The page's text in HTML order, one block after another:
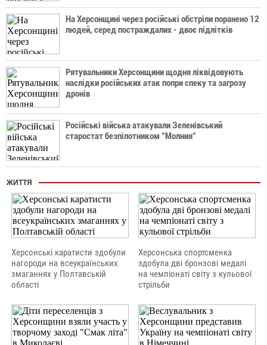
На Херсонщині через російські обстріли поранено 12
людей, серед постраждалих - двоє підлітків
Рятувальники Херсонщини щодня ліквідовують
наслідки російських атак попри спеку та загрозу
дронів
Російські війська атакували Зеленівський
старостат безпілотником "Молния"
ЖИТТЯ
Херсонські каратисти здобули
нагороди на всеукраїнських
змаганнях у Полтавській
області
Херсонська спортсменка
здобула дві бронзові медалі
на чемпіонаті світу з кульової
стрільби